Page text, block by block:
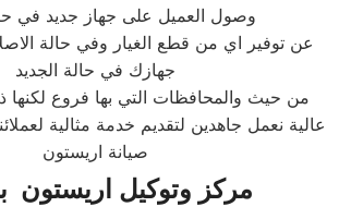
وصول العميل على جهاز جديد في
عن توفير اي من قطع الغيار وفي حالة
جهازك في حالة الجديد
من حيث والمحافظات التي بها فروع لكنها
عالية نعمل جاهدين لتقديم خدمة مثالية
صيانة اريستون
مركز وتوكيل اريستون